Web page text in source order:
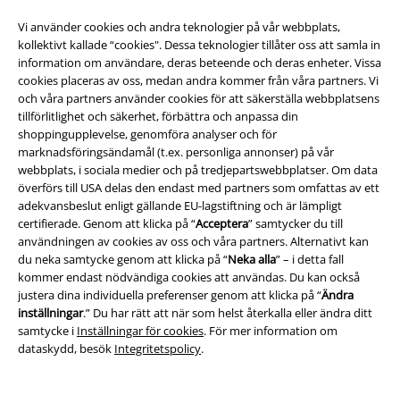
Vi använder cookies och andra teknologier på vår webbplats,
kollektivt kallade “cookies". Dessa teknologier tillåter oss att samla in
information om användare, deras beteende och deras enheter. Vissa
cookies placeras av oss, medan andra kommer från våra partners. Vi
och våra partners använder cookies för att säkerställa webbplatsens
tillförlitlighet och säkerhet, förbättra och anpassa din
shoppingupplevelse, genomföra analyser och för
marknadsföringsändamål (t.ex. personliga annonser) på vår
webbplats, i sociala medier och på tredjepartswebbplatser. Om data
överförs till USA delas den endast med partners som omfattas av ett
adekvansbeslut enligt gällande EU-lagstiftning och är lämpligt
certifierade. Genom att klicka på “Acceptera” samtycker du till
användningen av cookies av oss och våra partners. Alternativt kan
du neka samtycke genom att klicka på “Neka alla” – i detta fall
kommer endast nödvändiga cookies att användas. Du kan också
justera dina individuella preferenser genom att klicka på “Ändra
inställningar.” Du har rätt att när som helst återkalla eller ändra ditt
samtycke i Inställningar för cookies. För mer information om
dataskydd, besök Integritetspolicy.
Juridisk information/Villkor
Villkor
Om oss
Ladda ner villkoren
Avfallshantering och miljöskydd
Försäkran om överensstämmelse